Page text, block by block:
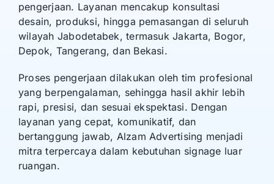
pengerjaan. Layanan mencakup konsultasi
desain, produksi, hingga pemasangan di seluruh
wilayah Jabodetabek, termasuk Jakarta, Bogor,
Depok, Tangerang, dan Bekasi.
Proses pengerjaan dilakukan oleh tim profesional
yang berpengalaman, sehingga hasil akhir lebih
rapi, presisi, dan sesuai ekspektasi. Dengan
layanan yang cepat, komunikatif, dan
bertanggung jawab, Alzam Advertising menjadi
mitra terpercaya dalam kebutuhan signage luar
ruangan.